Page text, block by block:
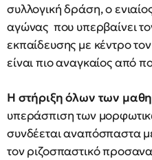
συλλογική δράση, ο
αγώνας που υπερβαίνει
εκπαίδευσης με κέντρο
είναι πιο αναγκαίος από
Η στήριξη όλων των
υπεράσπιση των
συνδέεται αναπόσπαστα
τον ριζοσπαστικό